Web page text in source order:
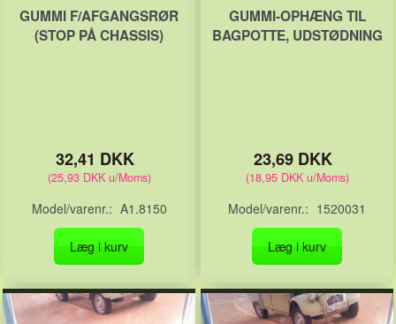
GUMMI F/AFGANGSRØR
(STOP PÅ CHASSIS)
32,41 DKK
(25,93 DKKu/Moms)
Model/varenr.: A1.8150
Læg i kurv
GUMMI-OPHÆNG TIL
BAGPOTTE, UDSTØDNING
23,69 DKK
(18,95 DKKu/Moms)
Model/varenr.: 1520031
Læg i kurv